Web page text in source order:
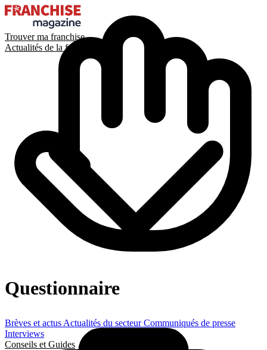
Trouver ma franchise
Actualités de la franchise
Brèves et actus Actualités du secteurCommuniqués de presse
Interviews
Conseils et Guides
Questionnaire